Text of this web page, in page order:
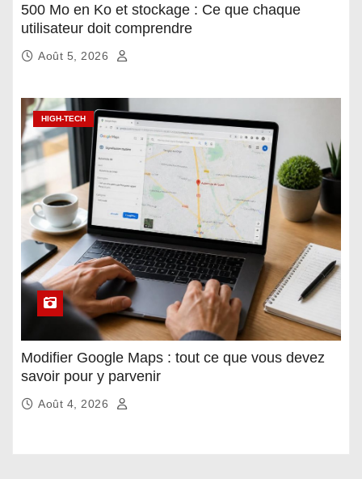
500 Mo en Ko et stockage : Ce que chaque
utilisateur doit comprendre
Août 5, 2026
HIGH-TECH
Modifier Google Maps : tout ce que vous devez
savoir pour y parvenir
Août 4, 2026